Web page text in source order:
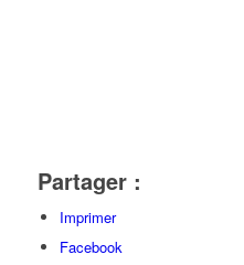
Partager :
Imprimer
Facebook